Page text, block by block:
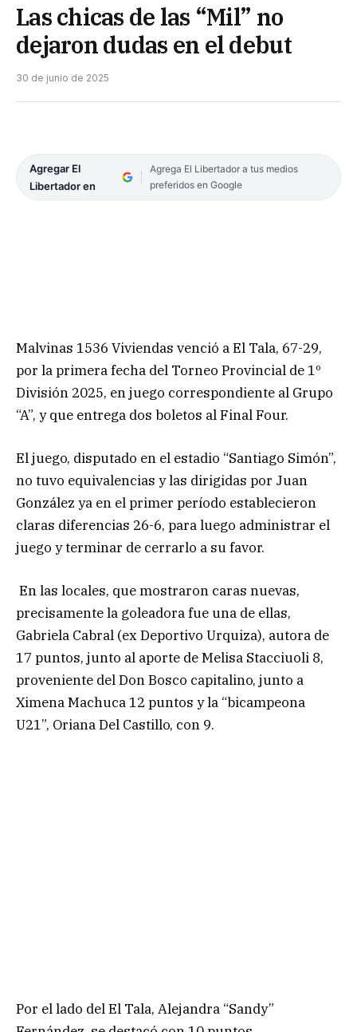
Las chicas de las “Mil” no
dejaron dudas en el debut
30 de junio de 2025
Agregar El
Libertador en
Agrega El Libertador a tus medios
preferidos en Google
Malvinas 1536 Viviendas venció a El Tala, 67-29,
por la primera fecha del Torneo Provincial de 1º
División 2025, en juego correspondiente al Grupo
“A”, y que entrega dos boletos al Final Four.
El juego, disputado en el estadio “Santiago Simón”,
no tuvo equivalencias y las dirigidas por Juan
González ya en el primer período establecieron
claras diferencias 26-6, para luego administrar el
juego y terminar de cerrarlo a su favor.
En las locales, que mostraron caras nuevas,
precisamente la goleadora fue una de ellas,
Gabriela Cabral (ex Deportivo Urquiza), autora de
17 puntos, junto al aporte de Melisa Stacciuoli 8,
proveniente del Don Bosco capitalino, junto a
Ximena Machuca 12 puntos y la “bicampeona
U21”, Oriana Del Castillo, con 9.
Por el lado del El Tala, Alejandra “Sandy”